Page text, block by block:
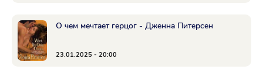
О чем мечтает герцог - Дженна Питерсен
23.01.2025 - 20:00